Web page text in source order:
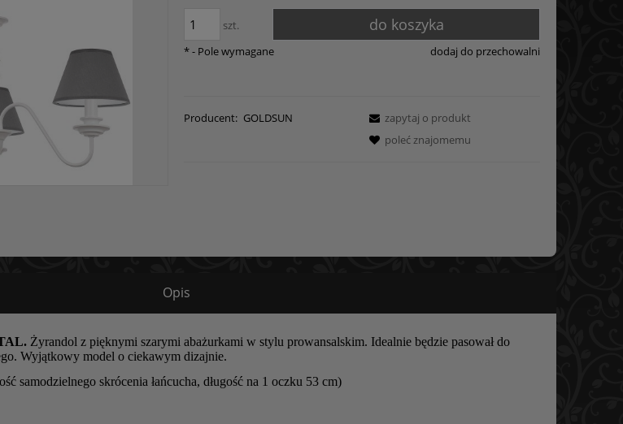
szt. do koszyka
dodaj do przechowalni
*- Pole wymagane
Producent: GOLDSUN
zapytaj o produkt
poleć znajomemu
Opis
Żyrandol z pięknymi szarymi abażurkami w stylu prowansalskim. Idealnie będzie pasował do
Wyjątkowy model o ciekawym dizajnie.
samodzielnego skrócenia łańcucha, długość na 1 oczku 53 cm)